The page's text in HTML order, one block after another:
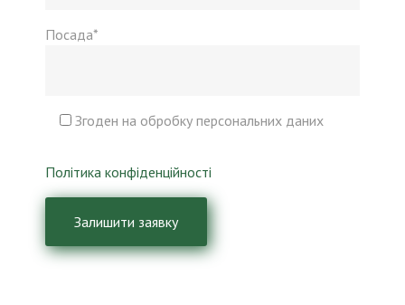
Посада*
Згоден на обробку персональних даних
Політика конфіденційності